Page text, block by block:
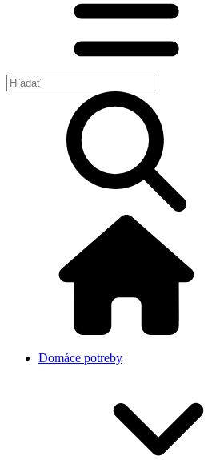
Domáce potreby